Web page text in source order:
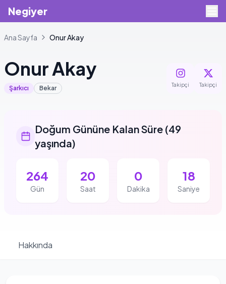
Negiyer
Ana Sayfa OnurAkay
OnurAkay
Şarkıcı Bekar Takipçi Takipçi
Doğum Gününe Kalan Süre (49
yaşında)
264
Gün
20
Saat
0
Dakika
17
Saniye
Hakkında